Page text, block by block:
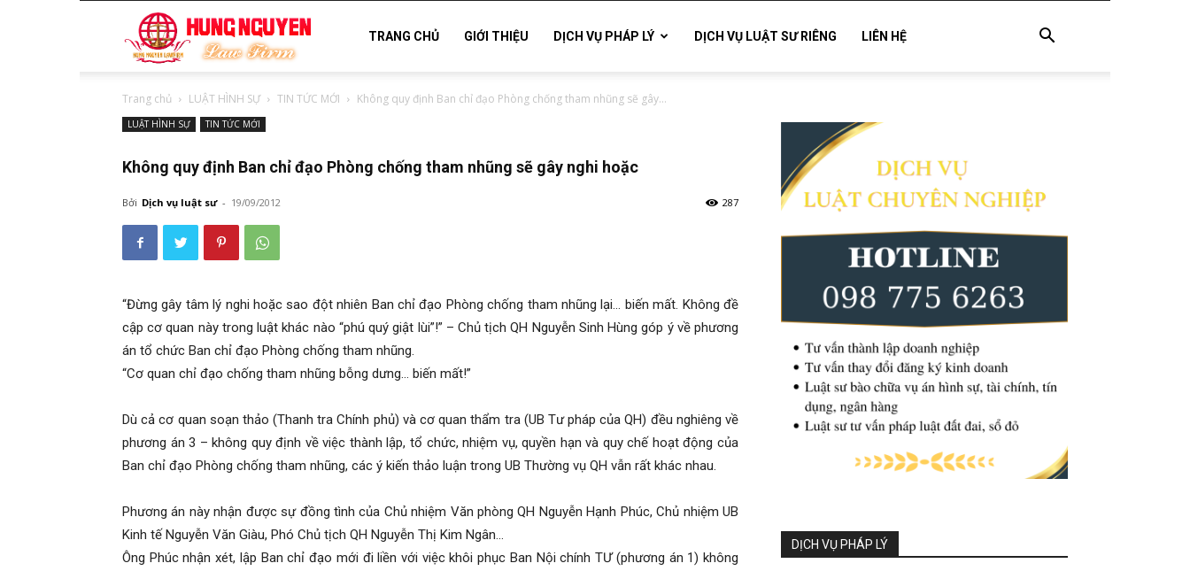
sư
uy
TRANG CHỦ GIỚI THIỆU DỊCH VỤ PHÁP LÝ DỊCH VỤ LUẬT SƯ RIÊNG LIÊN HỆ
Trang chủ LUẬT HÌNH SỰ TIN TỨC MỚI Không quy định Ban chỉ đạo Phòng chống tham nhũng sẽ gây...
LUẬT HÌNH SỰ TIN TỨC MỚI
Không quy định Ban chỉ đạo Phòng chống tham nhũng sẽ gây nghi hoặc
Bởi Dịch vụ luật sư - 19/09/2012 287
“Đừng gây tâm lý nghi hoặc sao đột nhiên Ban chỉ đạo Phòng chống tham nhũng lại… biến mất. Không đề
cập cơ quan này trong luật khác nào “phú quý giật lùi”!” – Chủ tịch QH Nguyễn Sinh Hùng góp ý về phương
án tổ chức Ban chỉ đạo Phòng chống tham nhũng.
“Cơ quan chỉ đạo chống tham nhũng bỗng dưng… biến mất!”
Dù cả cơ quan soạn thảo (Thanh tra Chính phủ) và cơ quan thẩm tra (UB Tư pháp của QH) đều nghiêng về
phương án 3 – không quy định về việc thành lập, tổ chức, nhiệm vụ, quyền hạn và quy chế hoạt động của
Ban chỉ đạo Phòng chống tham nhũng, các ý kiến thảo luận trong UB Thường vụ QH vẫn rất khác nhau.
Phương án này nhận được sự đồng tình của Chủ nhiệm Văn phòng QH Nguyễn Hạnh Phúc, Chủ nhiệm UB
Kinh tế Nguyễn Văn Giàu, Phó Chủ tịch QH Nguyễn Thị Kim Ngân…
Ông Phúc nhận xét, lập Ban chỉ đạo mới đi liền với việc khôi phục Ban Nội chính TƯ (phương án 1) không
DỊCH VỤ PHÁP LÝ